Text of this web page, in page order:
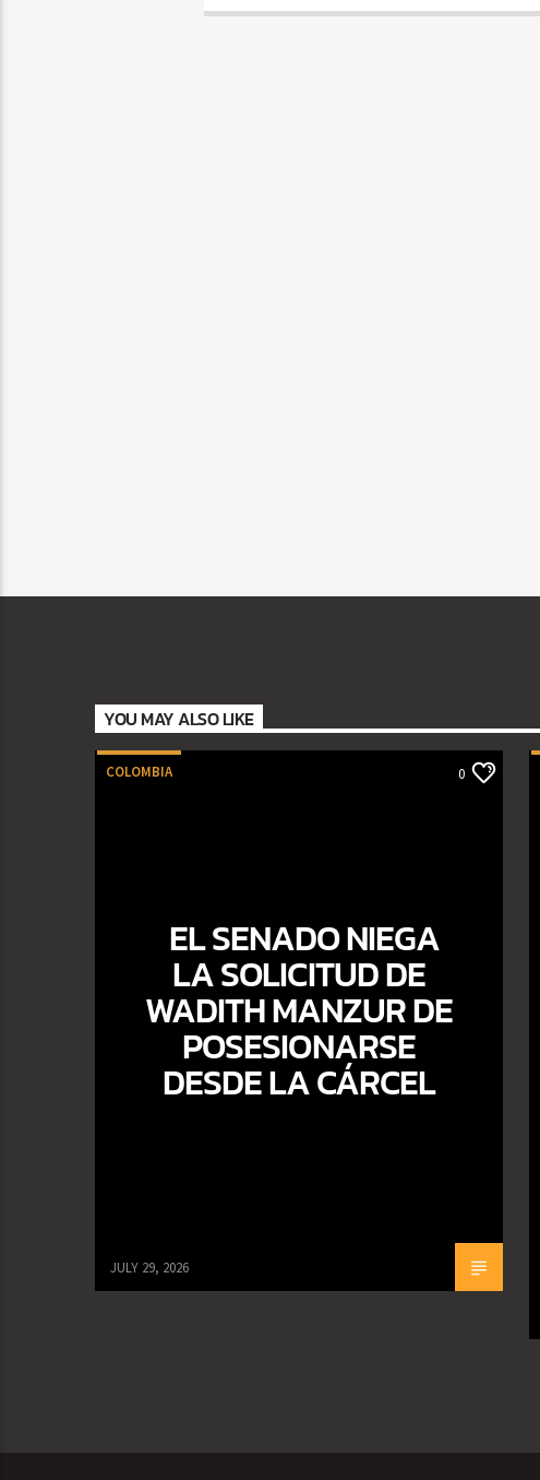
YOU MAY ALSO LIKE
COLOMBIA 0
EL SENADO NIEGA
LA SOLICITUD DE
WADITH MANZUR DE
POSESIONARSE
DESDE LA CÁRCEL
JULY 29, 2026